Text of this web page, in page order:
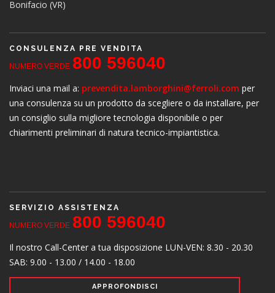
Bonifacio (VR)
CONSULENZA PRE VENDITA
NUMERO VERDE 800 596040
Inviaci una mail a: prevendita.lamborghini@ferroli.com per
una consulenza su un prodotto da scegliere o da installare, per
un consiglio sulla migliore tecnologia disponibile o per
chiarimenti preliminari di natura tecnico-impiantistica.
SERVIZIO ASSISTENZA
NUMERO VERDE 800 596040
Il nostro Call-Center a tua disposizione LUN-VEN: 8.30 - 20.30
SAB: 9.00 - 13.00 / 14.00 - 18.00
APPROFONDISCI